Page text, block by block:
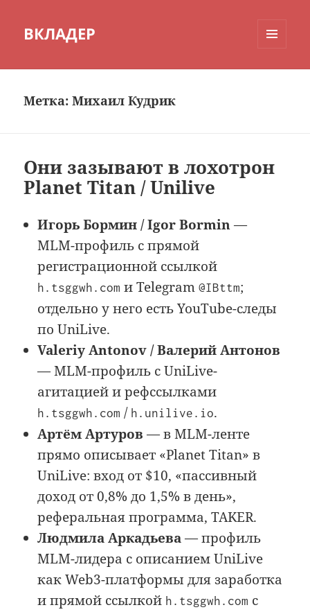
ВКЛАДЕР
Метка:Михаил Кудрик
Они зазывают в лохотрон
Planet Titan / Unilive
Игорь Бормин / Igor Bormin—
MLM-профиль с прямой
регистрационной ссылкой
h.tsggwh.com и Telegram@IBttm;
отдельно у него есть YouTube-следы
по UniLive.
Valeriy Antonov / Валерий Антонов
— MLM-профиль с UniLive-
агитацией и рефссылками
h.tsggwh.com / h.unilive.io.
Артём Артуров — в MLM-ленте
прямо описывает «Planet Titan» в
UniLive: вход от $10, «пассивный
доход от 0,8% до 1,5% в день»,
реферальная программа, TAKER.
Людмила Аркадьева— профиль
MLM-лидера с описанием UniLive
как Web3-платформы для заработка
и прямой ссылкой h.tsggwh.com с